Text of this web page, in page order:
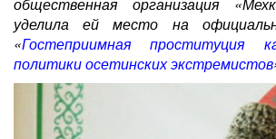
уделила ей место на
«Гостеприимная проституция
политики осетинских экстремистов